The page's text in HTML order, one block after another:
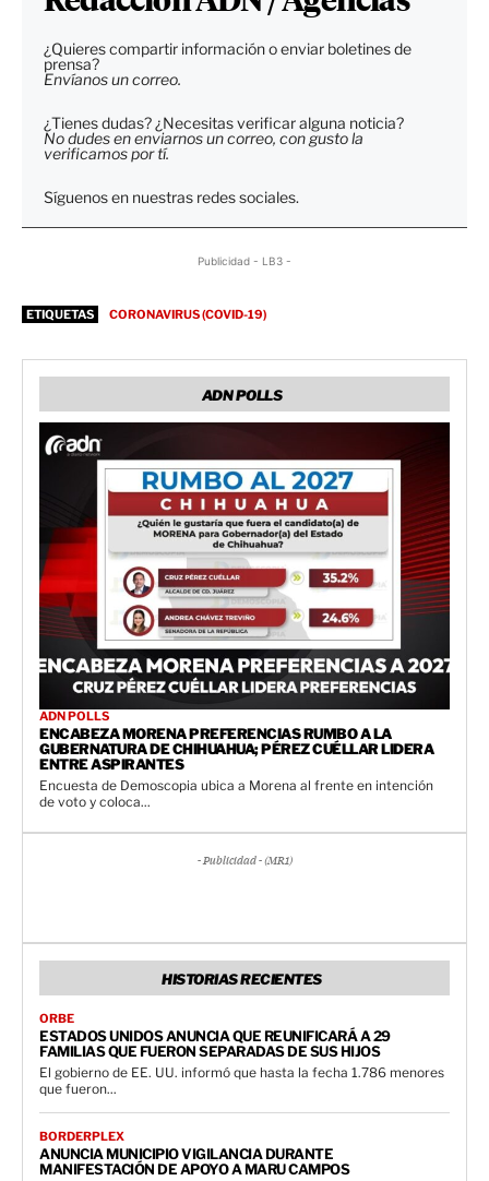
¿Quieres compartir información o enviar boletines de
prensa?
Envíanos un correo.
¿Tienes dudas? ¿Necesitas verificar alguna noticia?
No dudes en enviarnos un correo, con gusto la
verificamos por tí.
Síguenos en nuestras redes sociales.
Publicidad - LB3 -
ETIQUETAS CORONAVIRUS (COVID-19)
ADN POLLS
ADN POLLS
ENCABEZA MORENA PREFERENCIAS RUMBO A LA
GUBERNATURA DE CHIHUAHUA; PÉREZ CUÉLLAR LIDERA
ENTRE ASPIRANTES
Encuesta de Demoscopia ubica a Morena al frente en intención
de voto y coloca...
- Publicidad - (MR1)
HISTORIAS RECIENTES
ORBE
ESTADOS UNIDOS ANUNCIA QUE REUNIFICARÁ A 29
FAMILIAS QUE FUERON SEPARADAS DE SUS HIJOS
El gobierno de EE. UU. informó que hasta la fecha 1.786 menores
que fueron...
BORDERPLEX
ANUNCIA MUNICIPIO VIGILANCIA DURANTE
MANIFESTACIÓN DE APOYO A MARU CAMPOS